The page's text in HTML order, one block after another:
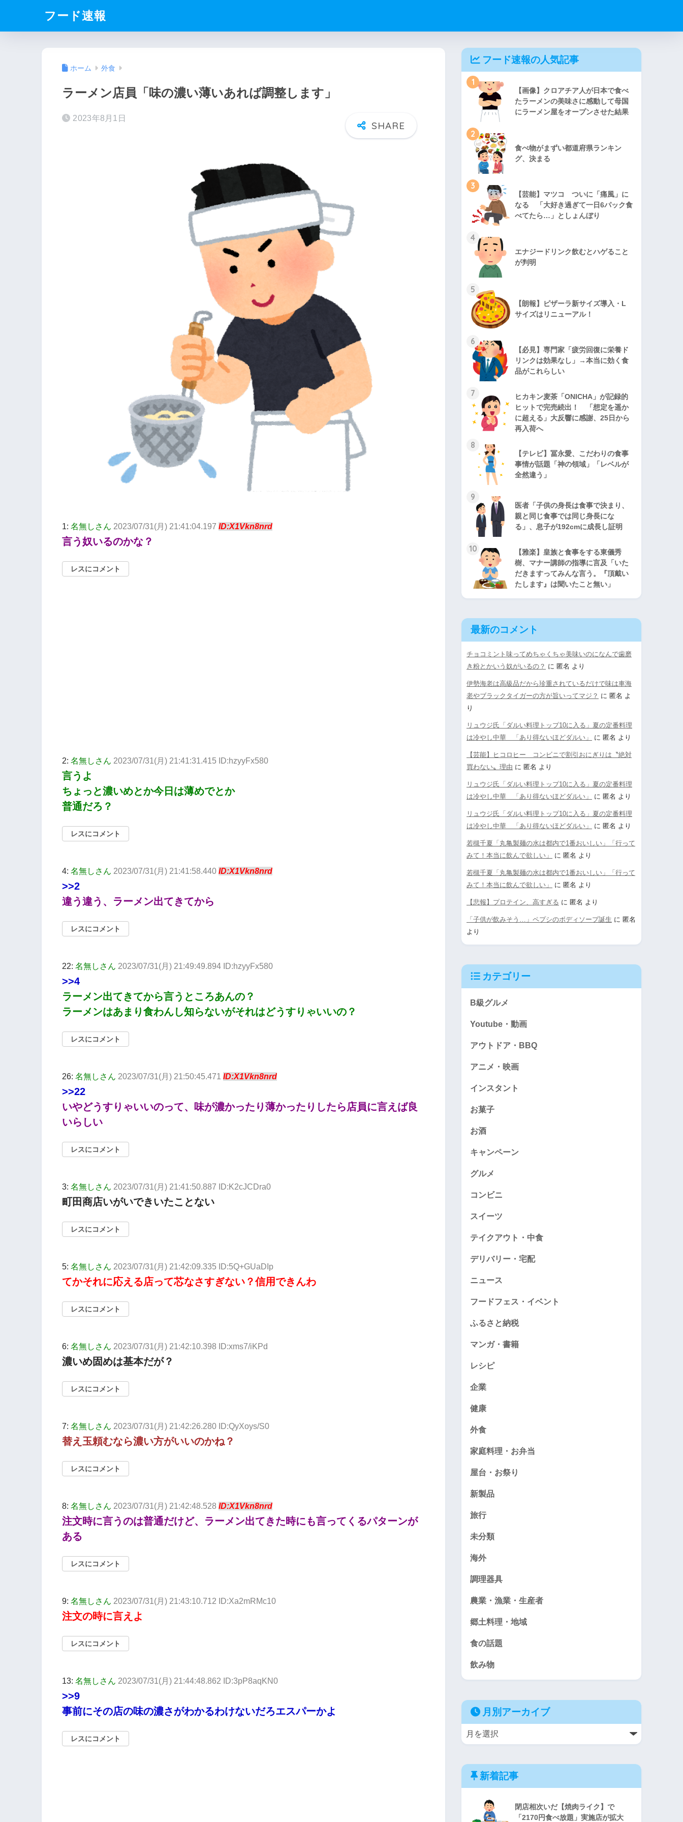
フード速報
ホーム 外食
ラーメン店員「味の濃い薄いあれば調整します」
2023年8月1日
1: 名無しさん 2023/07/31(月) 21:41:04.197 ID:X1Vkn8nrd
言う奴いるのかな？
レスにコメント
2: 名無しさん 2023/07/31(月) 21:41:31.415 ID:hzyyFx580
言うよ
ちょっと濃いめとか今日は薄めでとか
普通だろ？
レスにコメント
4: 名無しさん 2023/07/31(月) 21:41:58.440 ID:X1Vkn8nrd
>>2
違う違う、ラーメン出てきてから
レスにコメント
22: 名無しさん 2023/07/31(月) 21:49:49.894 ID:hzyyFx580
>>4
ラーメン出てきてから言うところあんの？
ラーメンはあまり食わんし知らないがそれはどうすりゃいいの？
レスにコメント
26: 名無しさん 2023/07/31(月) 21:50:45.471 ID:X1Vkn8nrd
>>22
いやどうすりゃいいのって、味が濃かったり薄かったりしたら店員に言えば良
いらしい
レスにコメント
3: 名無しさん 2023/07/31(月) 21:41:50.887 ID:K2cJCDra0
町田商店いがいできいたことない
レスにコメント
5: 名無しさん 2023/07/31(月) 21:42:09.335 ID:5Q+GUaDIp
てかそれに応える店って芯なさすぎない？信用できんわ
レスにコメント
6: 名無しさん 2023/07/31(月) 21:42:10.398 ID:xms7/iKPd
濃いめ固めは基本だが？
レスにコメント
7: 名無しさん 2023/07/31(月) 21:42:26.280 ID:QyXoys/S0
替え玉頼むなら濃い方がいいのかね？
レスにコメント
8: 名無しさん 2023/07/31(月) 21:42:48.528 ID:X1Vkn8nrd
注文時に言うのは普通だけど、ラーメン出てきた時にも言ってくるパターンが
ある
レスにコメント
9: 名無しさん 2023/07/31(月) 21:43:10.712 ID:Xa2mRMc10
注文の時に言えよ
レスにコメント
13: 名無しさん 2023/07/31(月) 21:44:48.862 ID:3pP8aqKN0
>>9
事前にその店の味の濃さがわかるわけないだろエスパーかよ
レスにコメント
フード速報の人気記事
1
【画像】クロアチア人が日本で食べ
たラーメンの美味さに感動して母国
にラーメン屋をオープンさせた結果
2
食べ物がまずい都道府県ランキン
グ、決まる
3
【芸能】マツコ ついに「痛風」に
なる 「大好き過ぎて一日6パック食
べてたら…」としょんぼり
4
エナジードリンク飲むとハゲること
が判明
5
【朗報】ピザーラ新サイズ導入・L
サイズはリニューアル！
6
【必見】専門家「疲労回復に栄養ド
リンクは効果なし」→本当に効く食
品がこれらしい
7
ヒカキン麦茶「ONICHA」が記録的
ヒットで完売続出！ 「想定を遥か
に超える」大反響に感謝、25日から
再入荷へ
8
【テレビ】冨永愛、こだわりの食事
事情が話題「神の領域」「レベルが
全然違う」
9
医者「子供の身長は食事で決まり、
親と同じ食事では同じ身長にな
る」、息子が192cmに成長し証明
10
【雅楽】皇族と食事をする東儀秀
樹、マナー講師の指導に言及「いた
だきますってみんな言う。『頂戴い
たします』は聞いたこと無い」
最新のコメント
チョコミント味ってめちゃくちゃ美味いのになんで歯磨
き粉とかいう奴がいるの？ に 匿名 より
伊勢海老は高級品だから珍重されているだけで味は車海
老やブラックタイガーの方が旨いってマジ？ に 匿名 よ
り
リュウジ氏「ダルい料理トップ10に入る」夏の定番料理
は冷やし中華 「あり得ないほどダルい」
に 匿名 より
【芸能】ヒコロヒー コンビニで割引おにぎりは〝絶対
買わない〟理由 に 匿名 より
リュウジ氏「ダルい料理トップ10に入る」夏の定番料理
は冷やし中華 「あり得ないほどダルい」
に 匿名 より
リュウジ氏「ダルい料理トップ10に入る」夏の定番料理
は冷やし中華 「あり得ないほどダルい」
に 匿名 より
若槻千夏「丸亀製麺の水は都内で1番おいしい」「行って
みて！本当に飲んで欲しい」
に 匿名 より
若槻千夏「丸亀製麺の水は都内で1番おいしい」「行って
みて！本当に飲んで欲しい」
に 匿名 より
【悲報】プロテイン、高すぎる に 匿名 より
「子供が飲みそう…」ペプシのボディソープ誕生 に 匿名
より
カテゴリー
B級グルメ
Youtube・動画
アウトドア・BBQ
アニメ・映画
インスタント
お菓子
お酒
キャンペーン
グルメ
コンビニ
スイーツ
テイクアウト・中食
デリバリー・宅配
ニュース
フードフェス・イベント
ふるさと納税
マンガ・書籍
レシピ
企業
健康
外食
家庭料理・お弁当
屋台・お祭り
新製品
旅行
未分類
海外
調理器具
農業・漁業・生産者
郷土料理・地域
食の話題
飲み物
月別アーカイブ
新着記事
閉店相次いだ【焼肉ライク】で
「2170円食べ放題」実施店が拡大